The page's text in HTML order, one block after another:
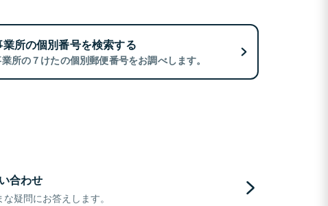
業所の個別番号を検索する
所の７けたの個別郵便番号をお調べします。
合わせ
疑問にお答えします。